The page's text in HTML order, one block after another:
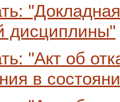
дисциплины"
"Акт об
в